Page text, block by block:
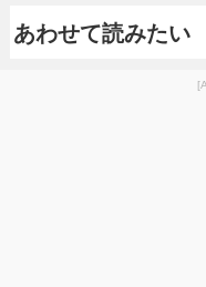
あわせて読みたい